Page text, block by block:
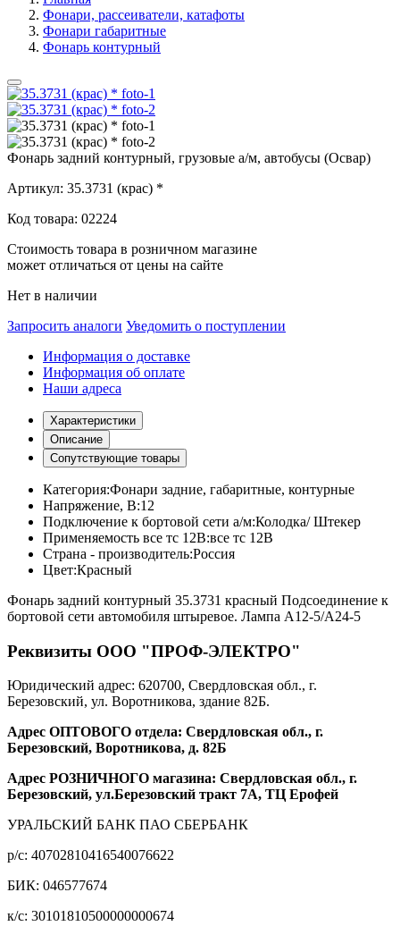
Фонари, рассеиватели, катафоты
Фонари габаритные
Фонарь контурный
Фонарь задний контурный, грузовые а/м, автобусы (Освар)
Артикул: 35.3731 (крас) *
Код товара: 02224
Стоимость товара в розничном магазине
может отличаться от цены на сайте
Нет в наличии
Запросить аналоги Уведомить о поступлении
Информация о доставке
Информация об оплате
Наши адреса
Характеристики
Описание
Сопутствующие товары
Категория:Фонари задние, габаритные, контурные
Напряжение, В:12
Подключение к бортовой сети а/м:Колодка/ Штекер
Применяемость все тс 12В:все тс 12В
Страна - производитель:Россия
Цвет:Красный
Фонарь задний контурный 35.3731 красный Подсоединение к
бортовой сети автомобиля штыревое. Лампа А12-5/А24-5
Реквизиты ООО "ПРОФ-ЭЛЕКТРО"
Юридический адрес: 620700, Свердловская обл., г.
Березовский, ул. Воротникова, здание 82Б.
Адрес ОПТОВОГО отдела: Свердловская обл., г.
Березовский, Воротникова, д. 82Б
Адрес РОЗНИЧНОГО магазина: Свердловская обл., г.
Березовский, ул.Березовский тракт 7А, ТЦ Ерофей
УРАЛЬСКИЙ БАНК ПАО СБЕРБАНК
р/c: 40702810416540076622
БИК: 046577674
к/c: 30101810500000000674